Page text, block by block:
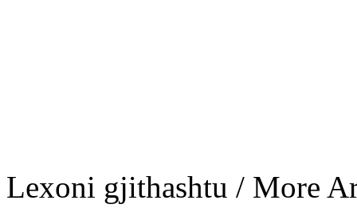
Lexoni gjithashtu / More